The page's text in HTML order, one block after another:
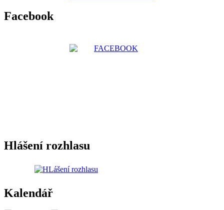
Facebook
Hlášení rozhlasu
Kalendář